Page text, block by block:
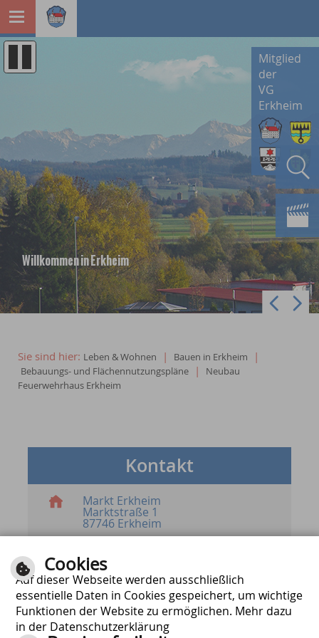
Mitglied
der
VG
Erkheim
Willkommen in Erkheim
Sie sind hier: Leben & Wohnen | Bauen in Erkheim |
Bebauungs- und Flächennutzungspläne |
Neubau
Feuerwehrhaus Erkheim
Kontakt
Markt Erkheim
Marktstraße 1
87746 Erkheim
Mail schreiben für Anzeigen im
Mitteilungsblatt
08336 / 805357 - 0
08336 / 805357 - 50
Cookies
Auf dieser Webseite werden ausschließlich
essentielle Daten in Cookies gespeichert, um wichtige
Funktionen der Website zu ermöglichen. Mehr dazu
in der Datenschutzerklärung